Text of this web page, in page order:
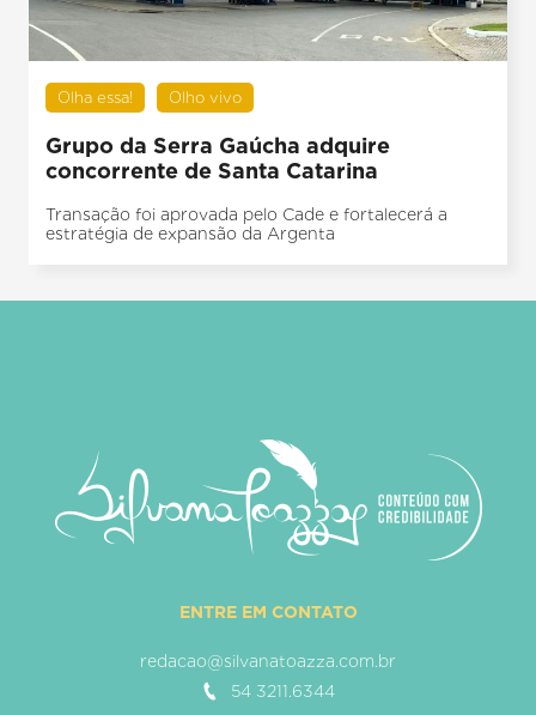
Olha essa! Olho vivo
Grupo da Serra Gaúcha adquire
concorrente de Santa Catarina
Transação foi aprovada pelo Cade e fortalecerá a
estratégia de expansão da Argenta
ENTRE EM CONTATO
redacao@silvanatoazza.com.br
54 3211.6344